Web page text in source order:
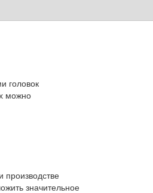
головок
можно
значительное